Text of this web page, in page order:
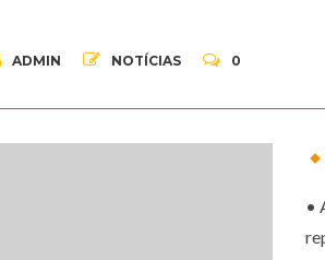
ADMIN NOTÍCIAS 0
•